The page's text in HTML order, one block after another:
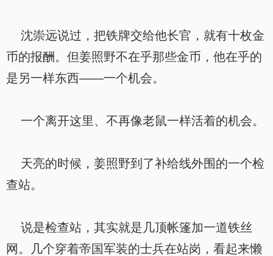
沈崇远说过，把铁牌交给他长官，就有十枚金
币的报酬。但姜照野不在乎那些金币，他在乎的
是另一样东西——一个机会。
一个离开这里、不再像老鼠一样活着的机会。
天亮的时候，姜照野到了补给线外围的一个检
查站。
说是检查站，其实就是几顶帐篷加一道铁丝
网。几个穿着帝国军装的士兵在站岗，看起来懒